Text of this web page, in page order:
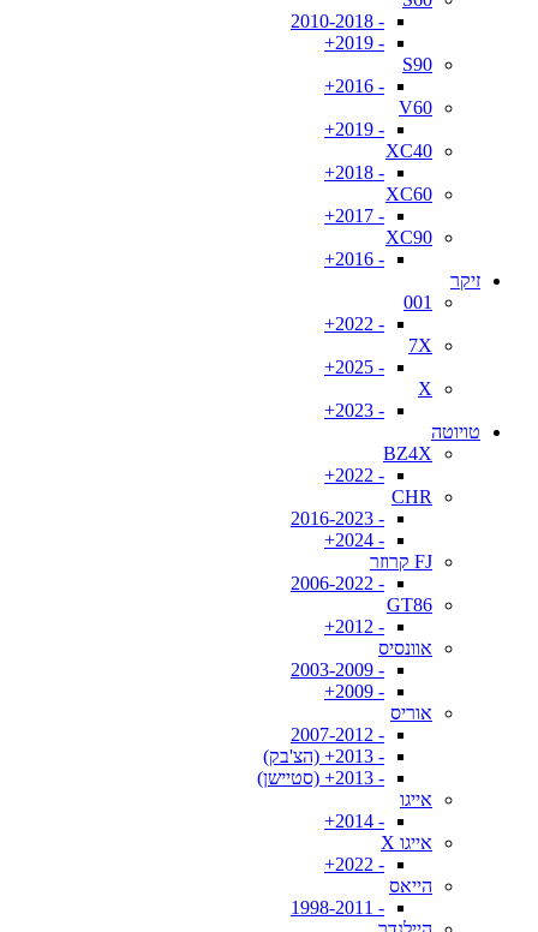
- 2010-2018
- 2019+
S90
- 2016+
V60
- 2019+
XC40
- 2018+
XC60
- 2017+
XC90
- 2016+
זיקר
001
- 2022+
7X
- 2025+
X
- 2023+
טויוטה
BZ4X
- 2022+
CHR
- 2016-2023
- 2024+
FJ קרוזר
- 2006-2022
GT86
- 2012+
אוונסיס
- 2003-2009
- 2009+
אוריס
- 2007-2012
- 2013+ (הצ'בק)
- 2013+ (סטיישן)
אייגו
- 2014+
אייגו X
- 2022+
הייאס
- 1998-2011